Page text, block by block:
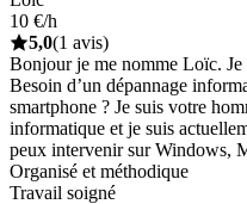
10 €/h
5,0(1 avis)
Bonjour je me nomme Loïc. Je
Besoin d’un dépannage
smartphone ? Je suis votre
informatique et je suis
peux intervenir sur Windows,
Organisé et méthodique
Travail soigné